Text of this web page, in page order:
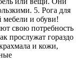
5. Рога для
мебели и обуви!
свою потребность
прослужат гораздо
и кожи,